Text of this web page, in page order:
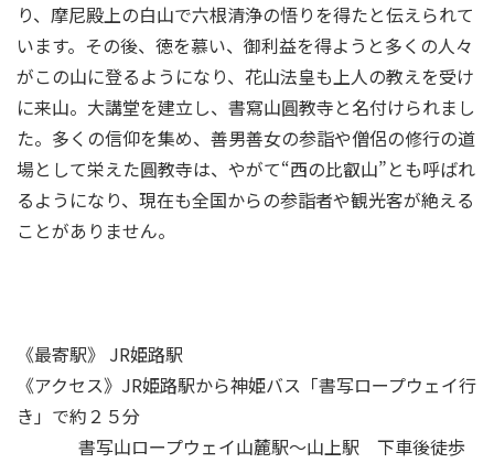
り、摩尼殿上の白山で六根清浄の悟りを得たと伝えられて
います。その後、徳を慕い、御利益を得ようと多くの人々
がこの山に登るようになり、花山法皇も上人の教えを受け
に来山。大講堂を建立し、書寫山圓教寺と名付けられまし
た。多くの信仰を集め、善男善女の参詣や僧侶の修行の道
場として栄えた圓教寺は、やがて“西の比叡山”とも呼ばれ
るようになり、現在も全国からの参詣者や観光客が絶える
ことがありません。
《最寄駅》 JR姫路駅
《アクセス》JR姫路駅から神姫バス「書写ロープウェイ行
き」で約２５分
書写山ロープウェイ山麓駅～山上駅 下車後徒歩